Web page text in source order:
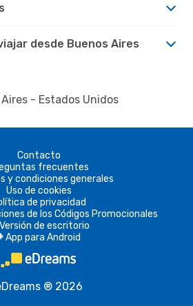
desde Buenos Aires
- Estados Unidos
Contacto
frecuentes
y condiciones generales
Uso de cookies
de privacidad
de los Códigos Promocionales
Versión de escritorio
App para Android
® 2026